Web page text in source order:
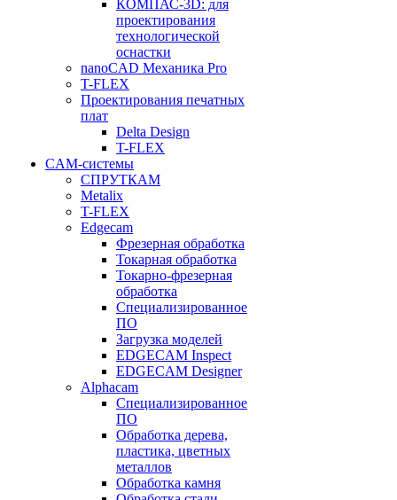
КОМПАС-3D: для
проектирования
технологической
оснастки
nanoCAD Механика Pro
T-FLEX
Проектирования печатных
плат
Delta Design
T-FLEX
CAM-системы
СПРУТКAM
Metalix
T-FLEX
Edgecam
Фрезерная обработка
Токарная обработка
Токарно-фрезерная
обработка
Специализированное
ПО
Загрузка моделей
EDGECAM Inspect
EDGECAM Designer
Alphacam
Специализированное
ПО
Обработка дерева,
пластика, цветных
металлов
Обработка камня